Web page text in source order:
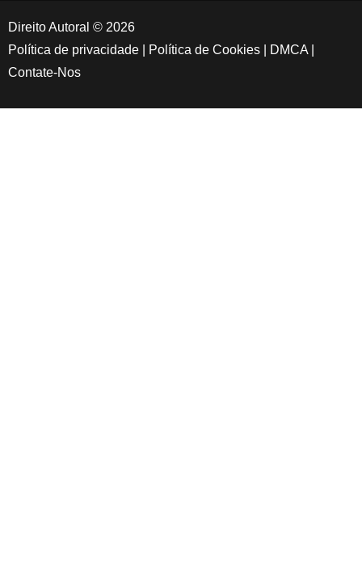
Direito Autoral © 2026
Política de privacidade
Política de Cookies DMCA|
Contate-Nos